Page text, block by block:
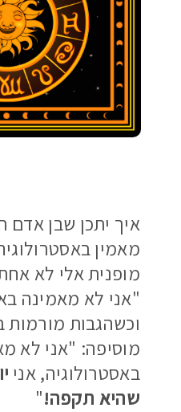
איך יתכן שבן אדם
מאמין
מופנית אלי לא
"אני לא מאמינה
וכשהגבות מורמות
מוסיפה: "אני לא
באסטרולוגיה, אני
שהיא תקפה!"